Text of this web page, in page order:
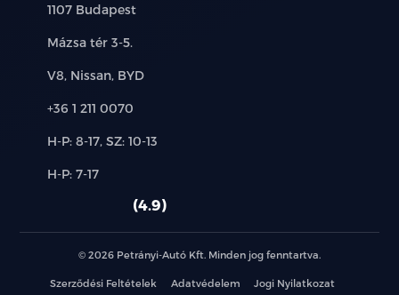
Település:
1107 Budapest
Cím:
Mázsa tér 3-5.
Márkák:
V8, Nissan, BYD
Telefon:
+36 1 211 0070
Új-
használt
H-P: 8-17, SZ: 10-13
Alkatrész,
H-P: 7-17
4.9
© 2026 Petrányi-Autó Kft. Minden jog fenntartva.
Szerződési Feltételek Adatvédelem Jogi Nyilatkozat